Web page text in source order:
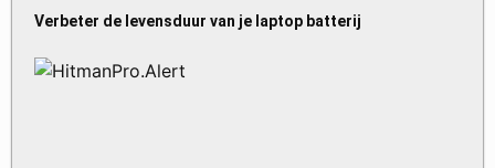
Verbeter de levensduur van je laptop batterij